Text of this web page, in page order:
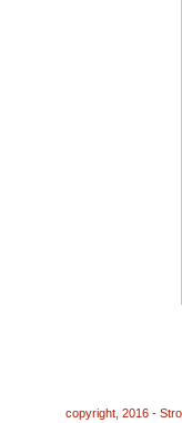
copyright, 2016 -